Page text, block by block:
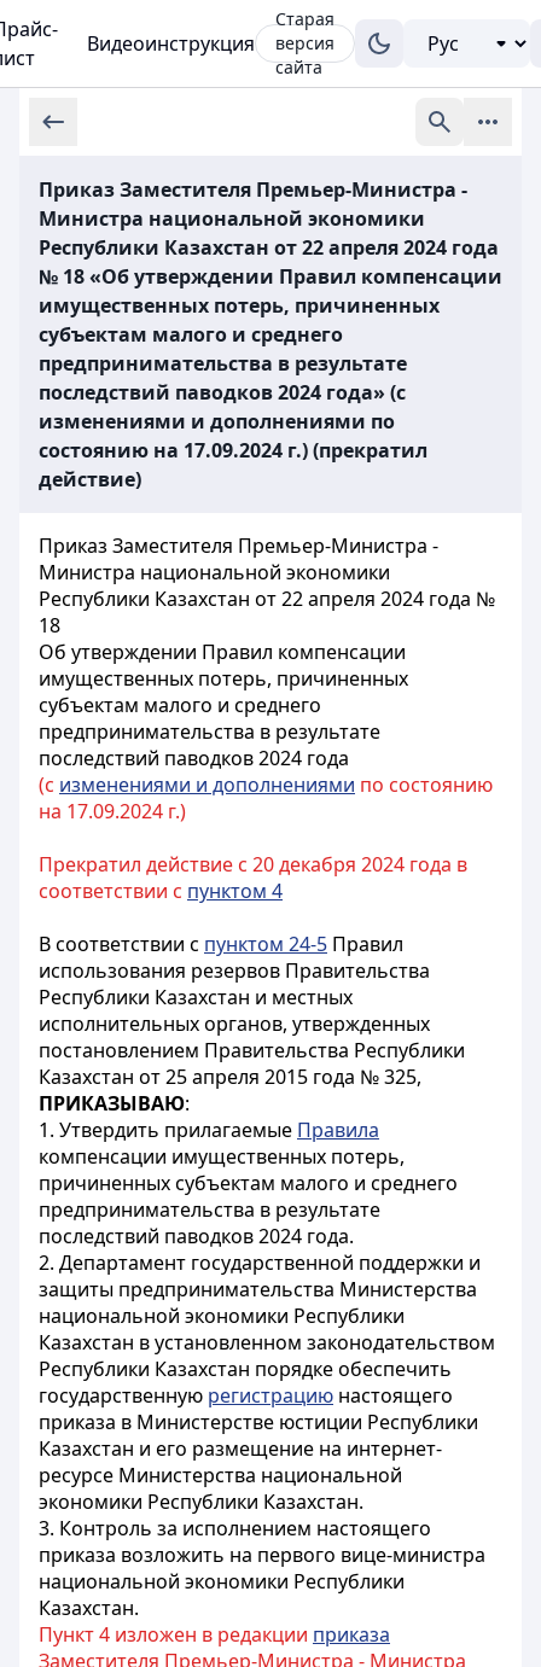
Видеоинструкция
Старая
версия
сайта
Приказ Заместителя Премьер-Министра -
Министра национальной экономики
Республики Казахстан от 22 апреля 2024 года
№ 18 «Об утверждении Правил компенсации
имущественных потерь, причиненных
субъектам малого и среднего
предпринимательства в результате
последствий паводков 2024 года» (с
изменениями и дополнениями по
состоянию на 17.09.2024 г.) (прекратил
действие)
Приказ Заместителя Премьер-Министра -
Министра национальной экономики
Республики Казахстан от 22 апреля 2024 года №
18
Об утверждении Правил компенсации
имущественных потерь, причиненных
субъектам малого и среднего
предпринимательства в результате
последствий паводков 2024 года
(с изменениями и дополнениями по состоянию
на 17.09.2024 г.)
Прекратил действие с 20 декабря 2024 года в
соответствии с пунктом 4
В соответствии с пунктом 24-5 Правил
использования резервов Правительства
Республики Казахстан и местных
исполнительных органов, утвержденных
постановлением Правительства Республики
Казахстан от 25 апреля 2015 года № 325,
ПРИКАЗЫВАЮ:
1. Утвердить прилагаемые Правила
компенсации имущественных потерь,
причиненных субъектам малого и среднего
предпринимательства в результате
последствий паводков 2024 года.
2. Департамент государственной поддержки и
защиты предпринимательства Министерства
национальной экономики Республики
Казахстан в установленном законодательством
Республики Казахстан порядке обеспечить
государственную регистрацию настоящего
приказа в Министерстве юстиции Республики
Казахстан и его размещение на интернет-
ресурсе Министерства национальной
экономики Республики Казахстан.
3. Контроль за исполнением настоящего
приказа возложить на первого вице-министра
национальной экономики Республики
Казахстан.
Пункт 4 изложен в редакции приказа
Заместителя Премьер-Министра - Министра